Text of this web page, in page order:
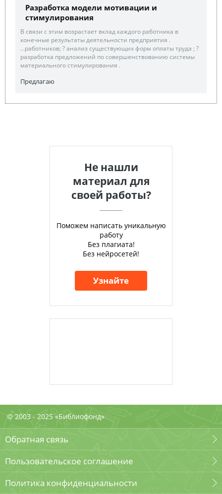
Разработка модели мотивации и
стимулирования
В связи с этим возрастает вклад каждого работника в
конечные результаты деятельности предприятия .
...работников; ? анализ существующих форм оплаты труда ; ?
разработка предложений по совершенствованию системы
материального стимулирования .
Предлагаю
Не нашли
материал для
своей работы?
Поможем написать уникальную
работу
Без плагиата!
Без нейросетей!
Узнайте
© 2003 - 2025 «Библиофонд»
Обратная связь
Пользовательское соглашение
Политика конфиденциальности